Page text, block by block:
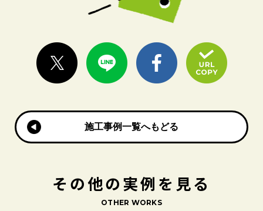
施工事例一覧へもどる
施工事例一覧へもどる
その他の実例を見る
OTHER WORKS